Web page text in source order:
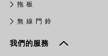
拖 板
無 線 門 鈴
我們的服務